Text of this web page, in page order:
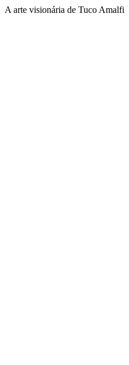
A arte visionária de Tuco Amalfi